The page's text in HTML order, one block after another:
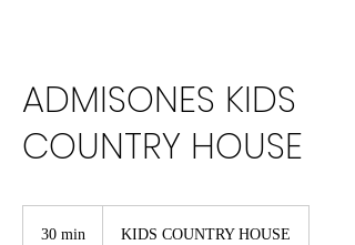
ADMISONES KIDS
COUNTRY HOUSE
30 min KIDS COUNTRY HOUSE